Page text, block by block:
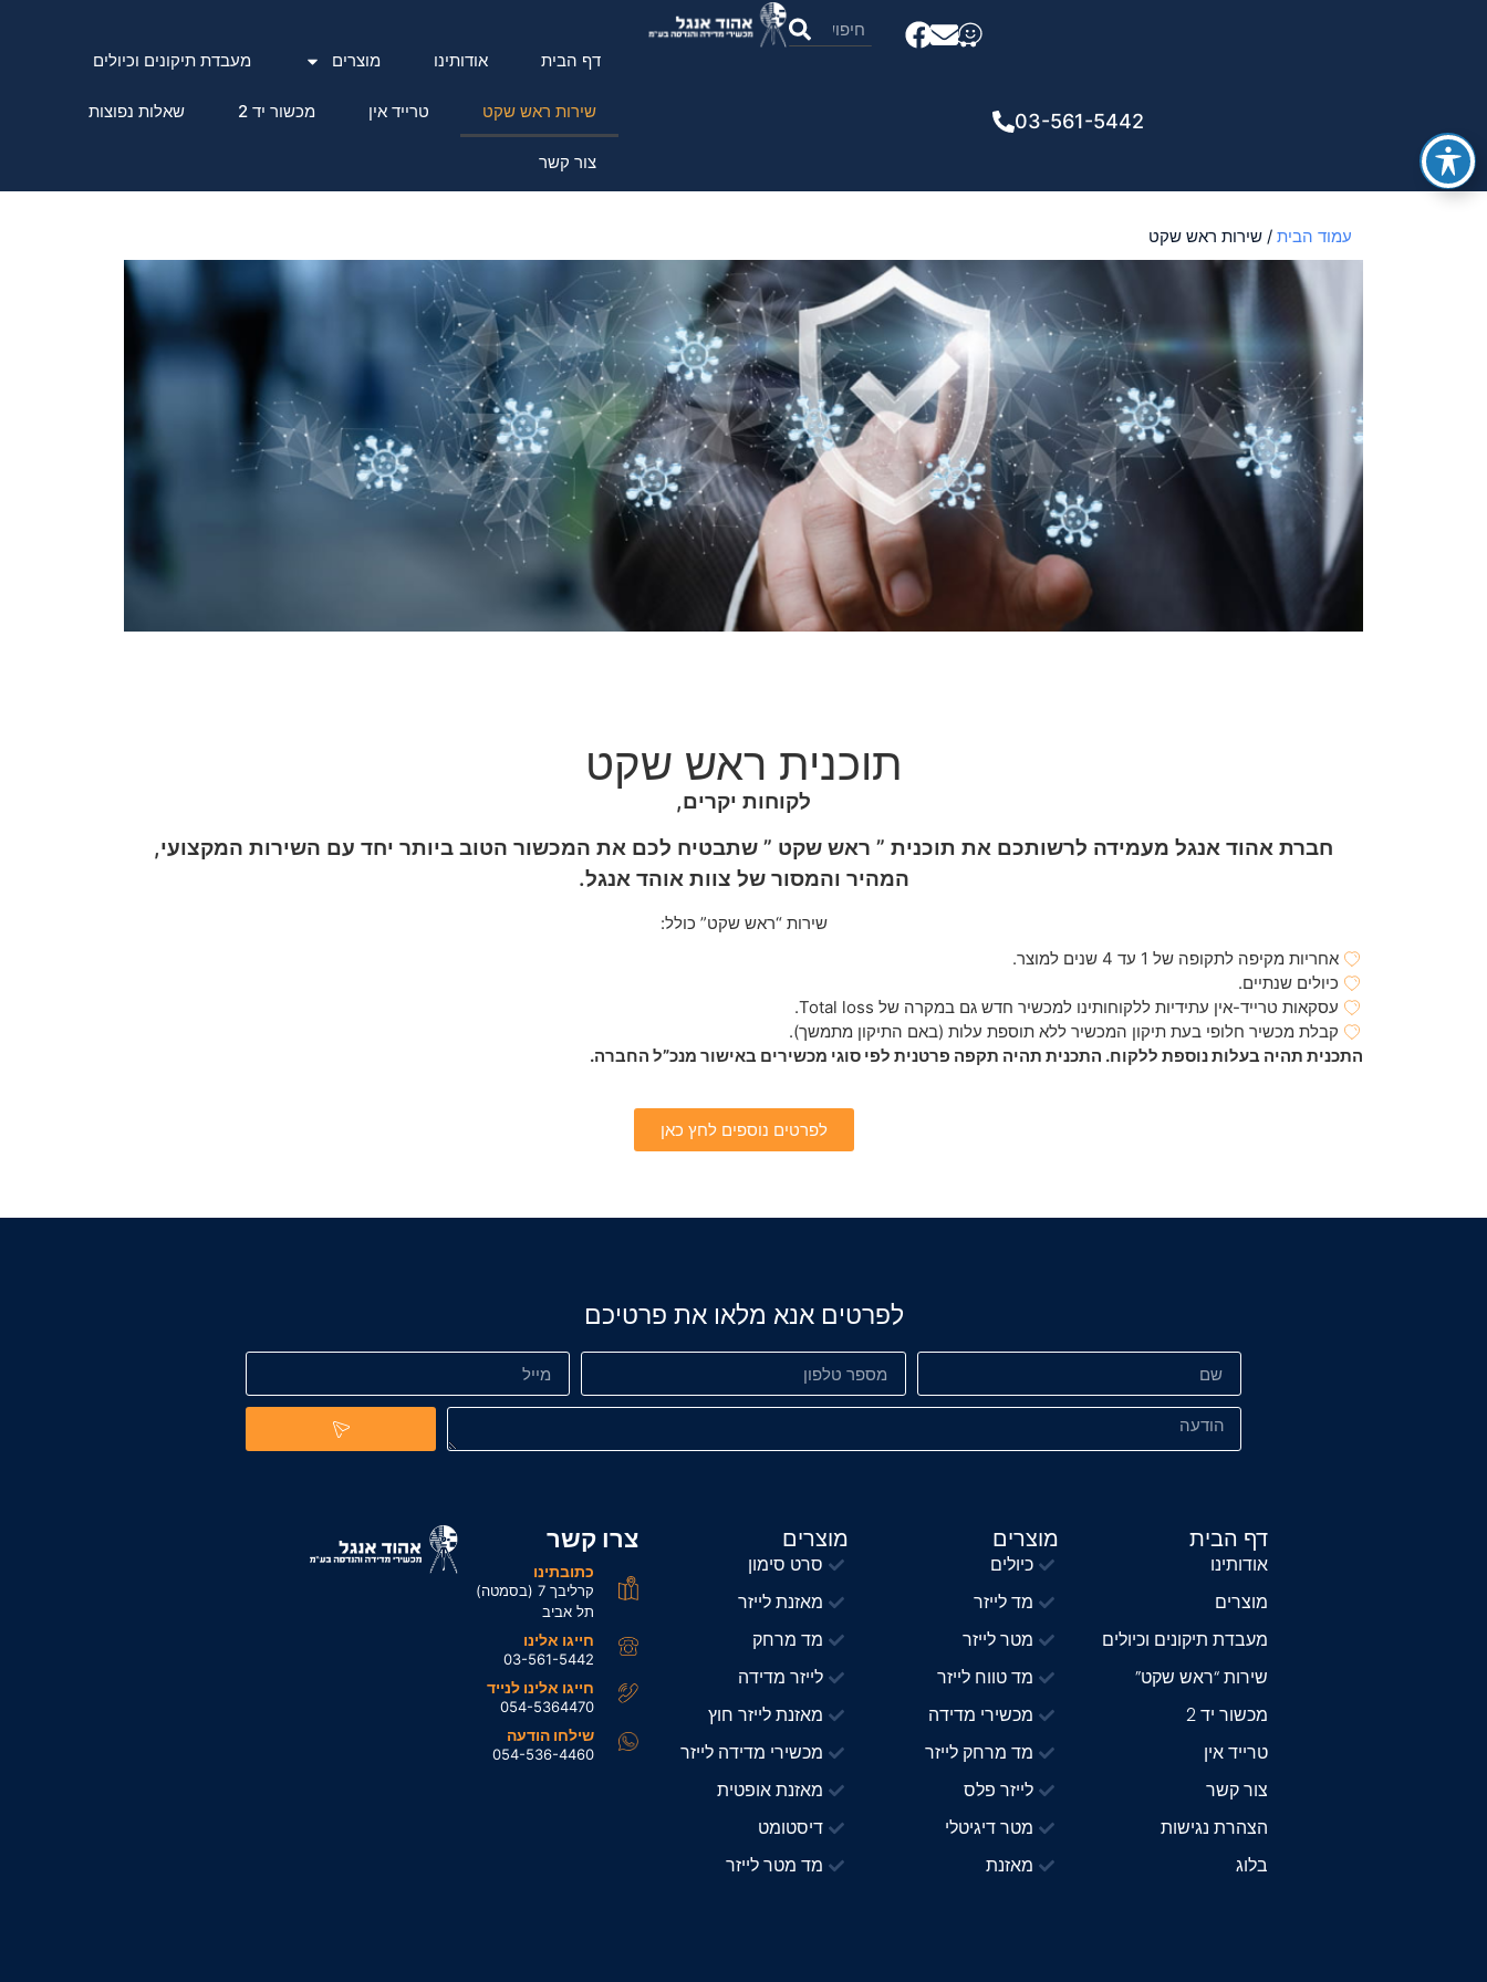
03-561-5442
דף הבית אודותינו מוצרים מעבדת תיקונים וכיולים
שירות ראש שקט טרייד אין מכשור יד 2 שאלות נפוצות
צור קשר
עמוד הבית / שירות ראש שקט
תוכנית ראש שקט
לקוחות יקרים,
חברת אהוד אנגל מעמידה לרשותכם את תוכנית ” ראש שקט ” שתבטיח לכם את המכשור הטוב ביותר יחד עם השירות המקצועי,
המהיר והמסור של צוות אוהד אנגל.
שירות “ראש שקט” כולל:
אחריות מקיפה לתקופה של 1 עד 4 שנים למוצר.
כיולים שנתיים.
עסקאות טרייד-אין עתידיות ללקוחותינו למכשיר חדש גם במקרה של Total loss.
קבלת מכשיר חלופי בעת תיקון המכשיר ללא תוספת עלות (באם התיקון מתמשך).
התכנית תהיה בעלות נוספת ללקוח. התכנית תהיה תקפה פרטנית לפי סוגי מכשירים באישור מנכ”ל החברה.
לפרטים נוספים לחץ כאן
לפרטים אנא מלאו את פרטיכם
דף הבית
אודותינו
מוצרים
מעבדת תיקונים וכיולים
שירות “ראש שקט”
מכשור יד 2
טרייד אין
צור קשר
הצהרת נגישות
בלוג
מוצרים
כיולים
מד לייזר
מטר לייזר
מד טווח לייזר
מכשירי מדידה
מד מרחק לייזר
לייזר פלס
מטר דיגיטלי
מאזנת
מוצרים
סרט סימון
מאזנת לייזר
מד מרחק
לייזר מדידה
מאזנת לייזר חוץ
מכשירי מדידה לייזר
מאזנת אופטית
דיסטומט
מד מטר לייזר
צרו קשר
כתובתינו
קרליבך 7 (בסמטה)
תל אביב
חייגו אלינו
03-561-5442
חייגו אלינו לנייד
054-5364470
שילחו הודעה
054-536-4460